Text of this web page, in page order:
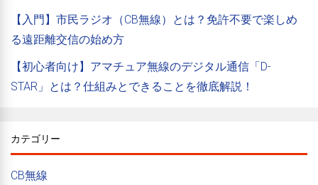
【入門】市民ラジオ（CB無線）とは？免許不要で楽しめ
る遠距離交信の始め方
【初心者向け】アマチュア無線のデジタル通信「D-
STAR」とは？仕組みとできることを徹底解説！
カテゴリー
CB無線